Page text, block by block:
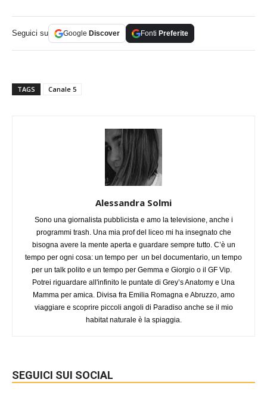
Seguici su Google Discover Fonti Preferite
TAGS Canale 5
Alessandra Solmi
Sono una giornalista pubblicista e amo la televisione, anche i
programmi trash. Una mia prof del liceo mi ha insegnato che
bisogna avere la mente aperta e guardare sempre tutto. C’è un
tempo per ogni cosa: un tempo per un bel documentario, un tempo
per un talk polito e un tempo per Gemma e Giorgio o il GF Vip.
Potrei riguardare all'infinito le puntate di Grey’s Anatomy e Una
Mamma per amica. Divisa fra Emilia Romagna e Abruzzo, amo
viaggiare e scoprire piccoli angoli di Paradiso anche se il mio
habitat naturale è la spiaggia.
SEGUICI SUI SOCIAL